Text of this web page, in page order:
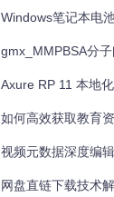
视频元数据深度编
网盘直链下载技术